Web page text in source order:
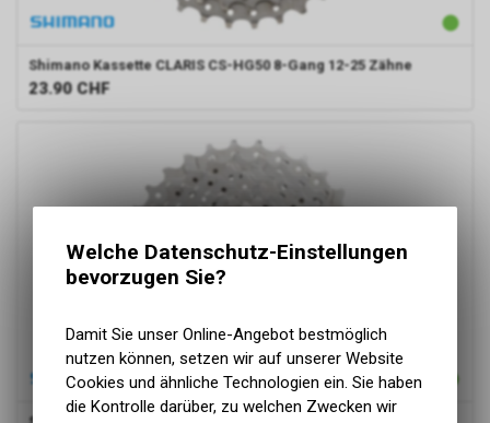
Shimano Kassette CLARIS CS-HG50 8-Gang 12-25 Zähne
23.90 CHF
Welche Datenschutz-Einstellungen
bevorzugen Sie?
Damit Sie unser Online-Angebot bestmöglich
nutzen können, setzen wir auf unserer Website
Cookies und ähnliche Technologien ein. Sie haben
die Kontrolle darüber, zu welchen Zwecken wir